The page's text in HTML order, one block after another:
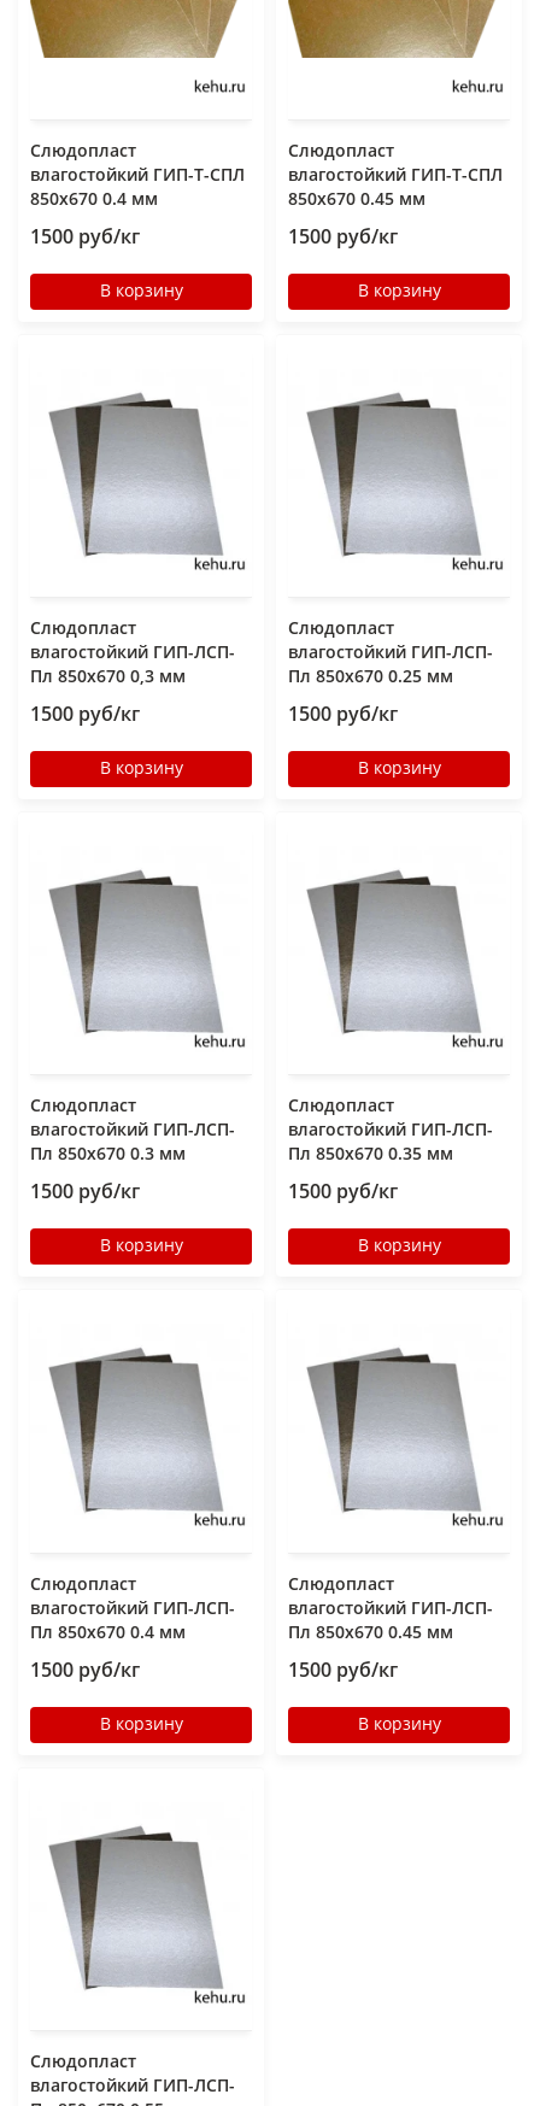
Слюдопласт
влагостойкий ГИП-Т-СПЛ
850x670 0.4 мм
1500 руб/кг
В корзину
Слюдопласт
влагостойкий ГИП-Т-СПЛ
850x670 0.45 мм
1500 руб/кг
В корзину
Слюдопласт
влагостойкий ГИП-ЛСП-
Пл 850x670 0,3 мм
1500 руб/кг
В корзину
Слюдопласт
влагостойкий ГИП-ЛСП-
Пл 850x670 0.25 мм
1500 руб/кг
В корзину
Слюдопласт
влагостойкий ГИП-ЛСП-
Пл 850x670 0.3 мм
1500 руб/кг
В корзину
Слюдопласт
влагостойкий ГИП-ЛСП-
Пл 850x670 0.35 мм
1500 руб/кг
В корзину
Слюдопласт
влагостойкий ГИП-ЛСП-
Пл 850x670 0.4 мм
1500 руб/кг
В корзину
Слюдопласт
влагостойкий ГИП-ЛСП-
Пл 850x670 0.45 мм
1500 руб/кг
В корзину
Слюдопласт
влагостойкий ГИП-ЛСП-